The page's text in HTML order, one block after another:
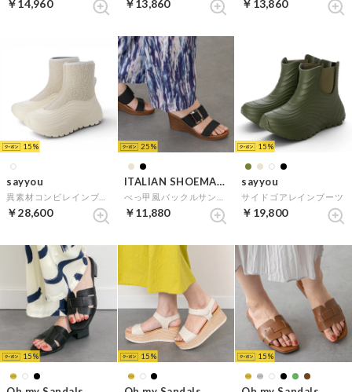
￥14,960 ￥13,860 ￥13,860
15
sayyou
￥28,600
25
ITALIAN SHOEMAKERS
￥11,880
15
sayyou
サイドゴアレインブーツ
￥19,800
15 15 15